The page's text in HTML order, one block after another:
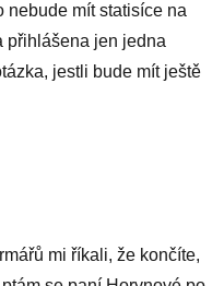
nebude mít statisíce na
přihlášena jen jedna
jestli bude mít ještě
mi říkali, že končíte,